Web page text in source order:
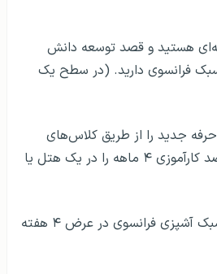
هستید و قصد توسعه دانش
فرانسوی دارید. (در سطح یک
جدید را از طریق کلاس‌های
فشرده داشته و قصد کارآموزی ۴ ماهه را در یک هتل یا
قصد دارین تا با سبک آشپزی فرانسوی در عرض ۴ هفته